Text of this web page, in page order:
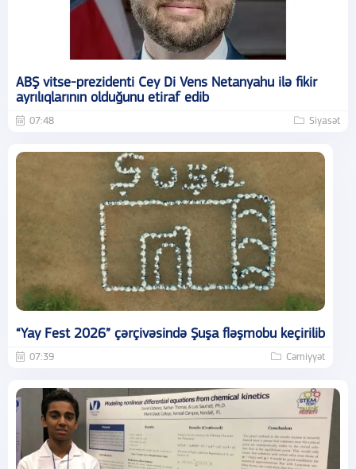
ABŞ vitse-prezidenti Cey Di Vens Netanyahu ilə fikir
ayrılıqlarının olduğunu etiraf edib
07:48 Siyasət
“Yay Fest 2026” çərçivəsində Şuşa fləşmobu keçirilib
07:39 Cəmiyyət